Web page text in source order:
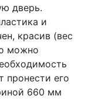
дверь.
и
красив (вес
можно
пронести его
660 мм